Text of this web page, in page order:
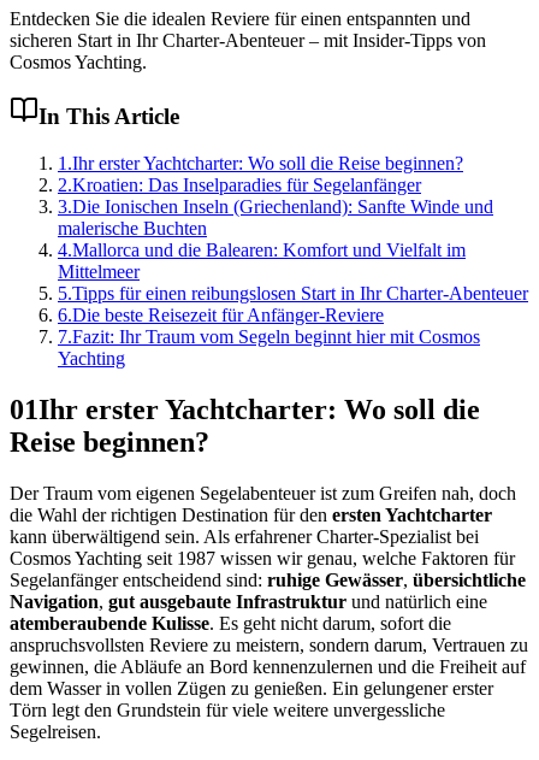
Entdecken Sie die idealen Reviere für einen entspannten und
sicheren Start in Ihr Charter-Abenteuer – mit Insider-Tipps von
Cosmos Yachting.
In This Article
1 .Ihr erster Yachtcharter: Wo soll die Reise beginnen?
2.Kroatien: Das Inselparadies für Segelanfänger
3.Die Ionischen Inseln (Griechenland): Sanfte Winde und
malerische Buchten
4.Mallorca und die Balearen: Komfort und Vielfalt im
Mittelmeer
5.Tipps für einen reibungslosen Start in Ihr Charter-Abenteuer
6.Die beste Reisezeit für Anfänger-Reviere
7.Fazit: Ihr Traum vom Segeln beginnt hier mit Cosmos
Yachting
01Ihr erster Yachtcharter: Wo soll die
Reise beginnen?
Der Traum vom eigenen Segelabenteuer ist zum Greifen nah, doch
die Wahl der richtigen Destination für den ersten Yachtcharter
kann überwältigend sein. Als erfahrener Charter-Spezialist bei
Cosmos Yachting seit 1987 wissen wir genau, welche Faktoren für
Segelanfänger entscheidend sind: ruhige Gewässer, übersichtliche
Navigation, gut ausgebaute Infrastruktur und natürlich eine
atemberaubende Kulisse. Es geht nicht darum, sofort die
anspruchsvollsten Reviere zu meistern, sondern darum, Vertrauen zu
gewinnen, die Abläufe an Bord kennenzulernen und die Freiheit auf
dem Wasser in vollen Zügen zu genießen. Ein gelungener erster
Törn legt den Grundstein für viele weitere unvergessliche
Segelreisen.